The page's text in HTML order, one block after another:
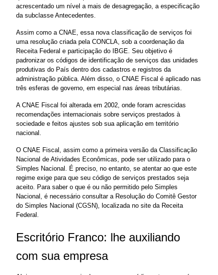
acrescentado um nível a mais de desagregação, a especificação
da subclasse Antecedentes.
Assim como a CNAE, essa nova classificação de serviços foi
uma resolução criada pela CONCLA, sob a coordenação da
Receita Federal e participação do IBGE. Seu objetivo é
padronizar os códigos de identificação de serviços das unidades
produtivas do País dentro dos cadastros e registros da
administração pública. Além disso, o CNAE Fiscal é aplicado nas
três esferas de governo, em especial nas áreas tributárias.
A CNAE Fiscal foi alterada em 2002, onde foram acrescidas
recomendações internacionais sobre serviços prestados à
sociedade e feitos ajustes sob sua aplicação em território
nacional.
O CNAE Fiscal, assim como a primeira versão da Classificação
Nacional de Atividades Econômicas, pode ser utilizado para o
Simples Nacional. É preciso, no entanto, se atentar ao que este
regime exige para que seu código de serviços prestados seja
aceito. Para saber o que é ou não permitido pelo Simples
Nacional, é necessário consultar a Resolução do Comitê Gestor
do Simples Nacional (CGSN), localizada no site da Receita
Federal.
Escritório Franco: lhe auxiliando
com sua empresa